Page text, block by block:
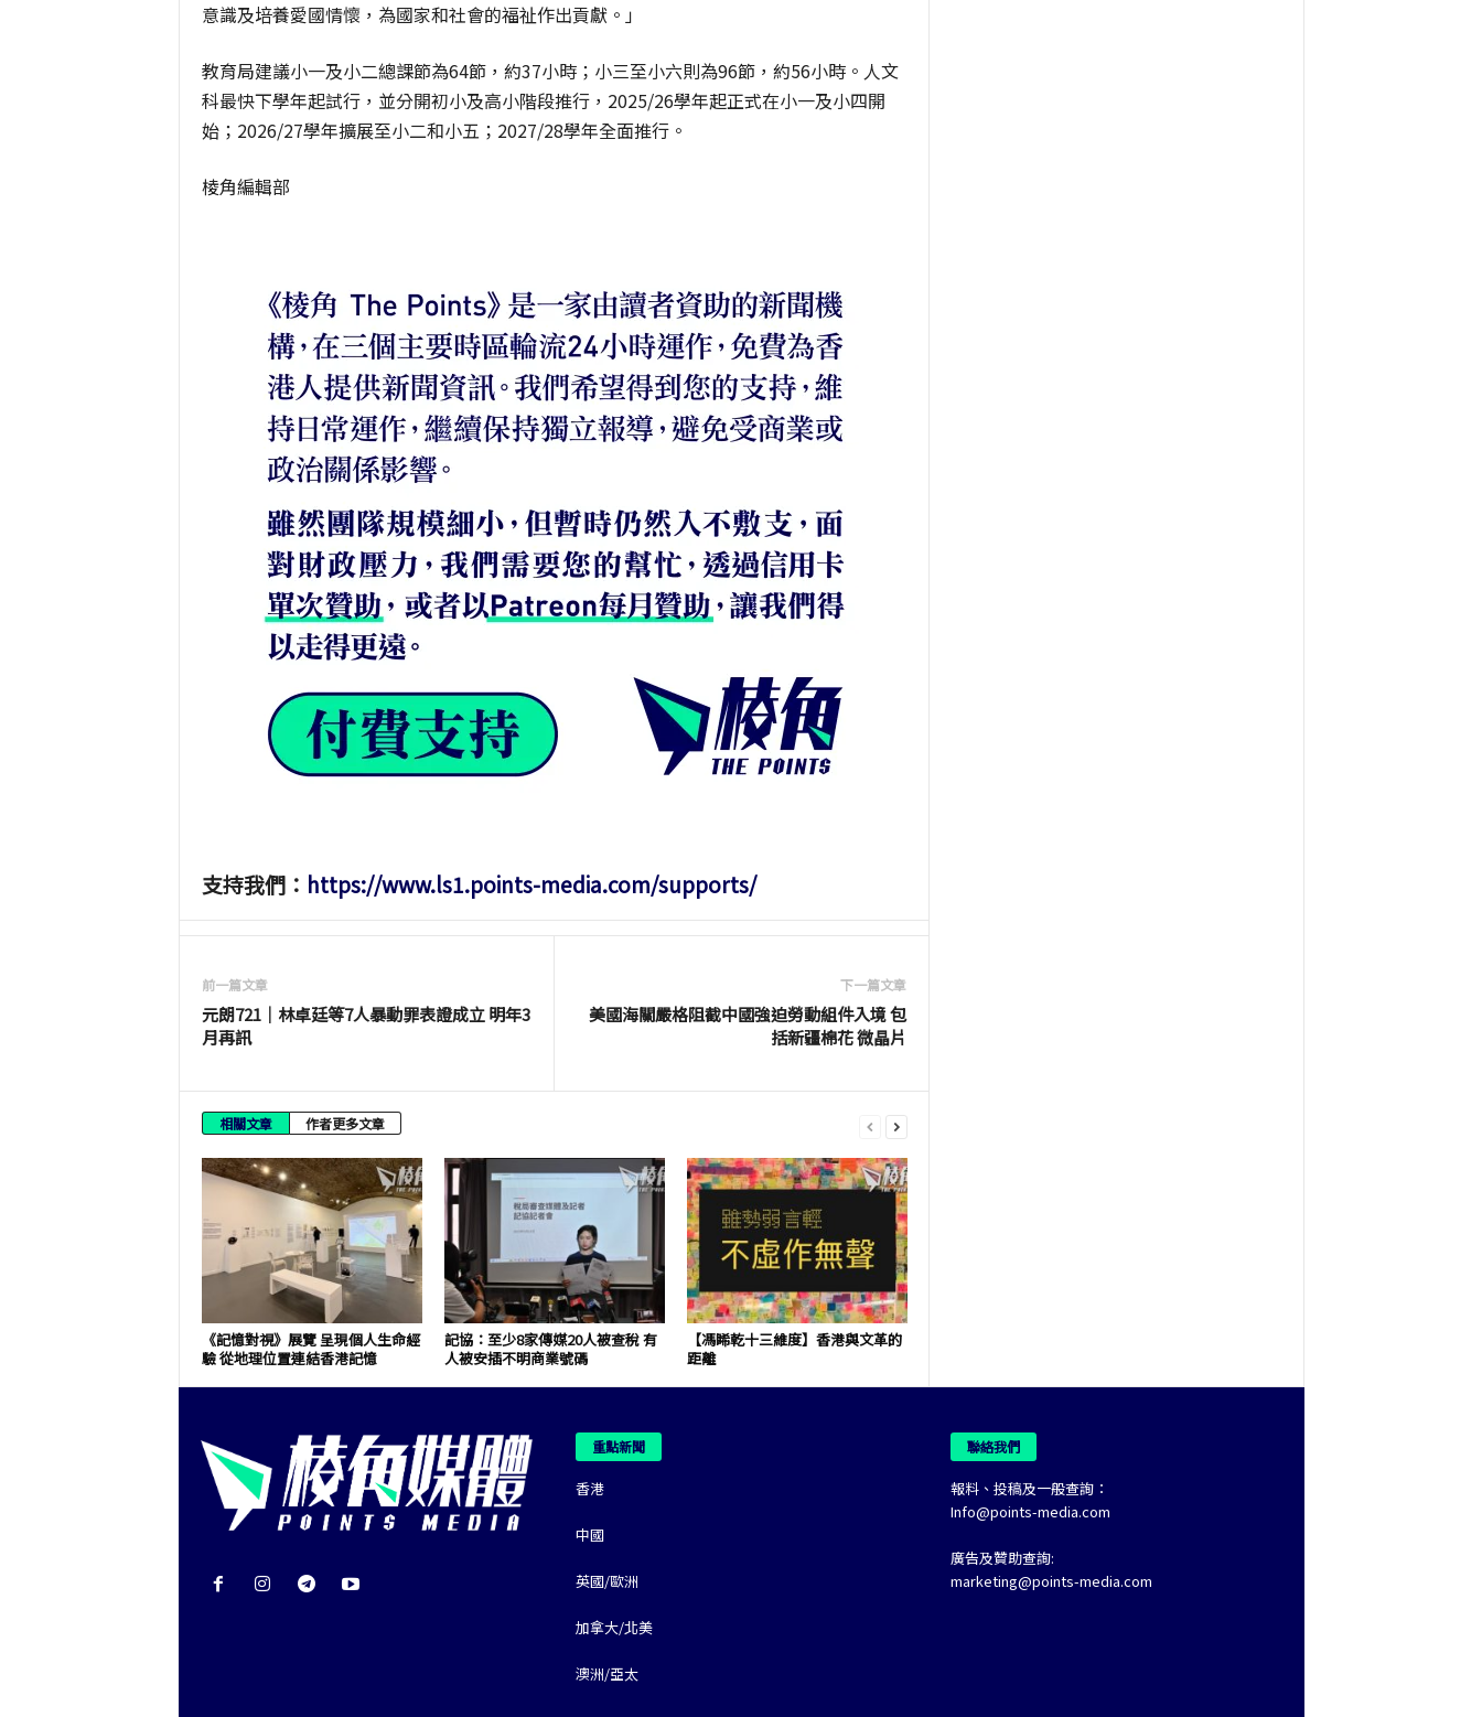
意識及培養愛國情懷，為國家和社會的福祉作出貢獻。」
教育局建議小一及小二總課節為64節，約37小時；小三至小六則為96節，約56小時。人文
科最快下學年起試行，並分開初小及高小階段推行，2025/26學年起正式在小一及小四開
始；2026/27學年擴展至小二和小五；2027/28學年全面推行。
棱角編輯部
支持我們： https://www.ls1.points-media.com/supports/
前一篇文章
元朗721｜林卓廷等7人暴動罪表證成立 明年3
月再訊
下一篇文章
美國海關嚴格阻截中國強迫勞動組件入境 包
括新疆棉花 微晶片
相關文章 作者更多文章
《記憶對視》展覽 呈現個人生命經
驗 從地理位置連結香港記憶
記協：至少8家傳媒20人被查稅 有
人被安插不明商業號碼
【馮睎乾十三維度】香港與文革的
距離
重點新聞
香港
中國
英國/歐洲
加拿大/北美
澳洲/亞太
聯絡我們
報料、投稿及一般查詢：
Info@points-media.com
廣告及贊助查詢:
marketing@points-media.com